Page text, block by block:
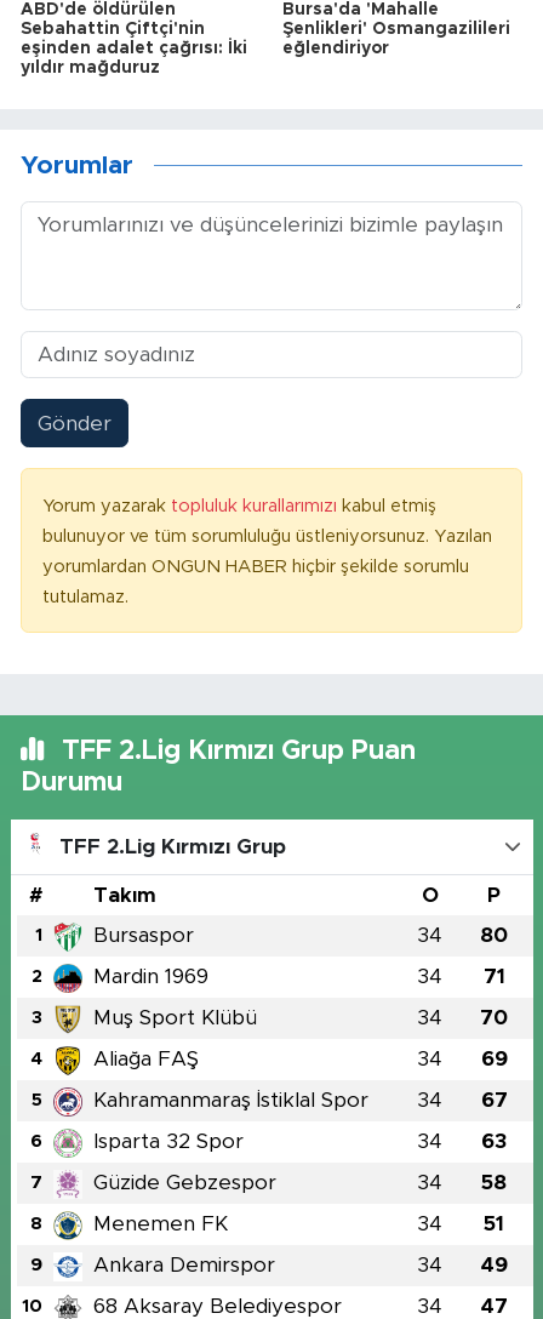
ABD'de öldürülen
Sebahattin Çiftçi'nin
eşinden adalet çağrısı: İki
yıldır mağduruz
Bursa'da 'Mahalle
Şenlikleri' Osmangazilileri
eğlendiriyor
Yorumlar
Gönder
Yorum yazarak topluluk kurallarımızı kabul etmiş
bulunuyor ve tüm sorumluluğu üstleniyorsunuz. Yazılan
yorumlardan ONGUN HABER hiçbir şekilde sorumlu
tutulamaz.
TFF 2.Lig Kırmızı Grup Puan
Durumu
TFF 2.Lig Kırmızı Grup
# Takım O P
1 Bursaspor 34 80
2 Mardin 1969 34 71
3 Muş Sport Klübü 34 70
4 Aliağa FAŞ 34 69
5 Kahramanmaraş İstiklal Spor 34 67
6 Isparta 32 Spor 34 63
7 Güzide Gebzespor 34 58
8 Menemen FK 34 51
9 Ankara Demirspor 34 49
10 68 Aksaray Belediyespor 34 47